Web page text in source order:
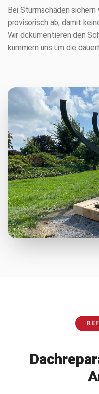
Bei Sturmschäden sichern
provisorisch ab, damit
Wir dokumentieren den
kümmern uns um die